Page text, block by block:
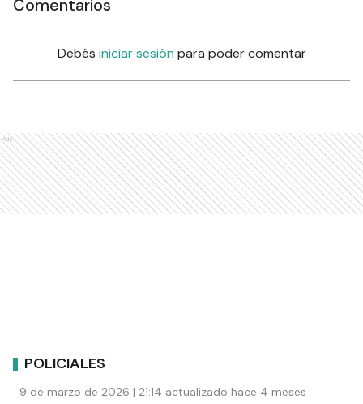
Comentarios
Debés iniciar sesión para poder comentar
Ads
POLICIALES
9 de marzo de 2026 | 21:14 actualizado hace 4 meses